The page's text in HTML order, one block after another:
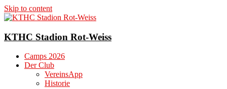
Skip to content
KTHC Stadion Rot-Weiss
Camps 2026
Der Club
VereinsApp
Historie